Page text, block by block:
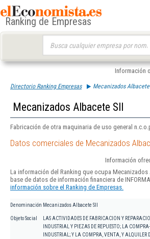
Ranking de Empresas
Información
Directorio Ranking Empresas Mecanizados
Mecanizados Albacete Sll
Fabricación de otra maquinaria de uso general
Datos comerciales de Mecanizados
Información
La información del Ranking que ocupa
base de datos de información financiera de
información sobre el Ranking de Empresas.
Denominación Mecanizados Albacete Sll
Objeto Social
LAS ACTIVIDADES DE FABRICACION Y
INDUSTRIAL Y PIEZAS DE REPUESTO; LA
INDUSTRIAL; Y LA COMPRA, VENTA, Y ALQUILER